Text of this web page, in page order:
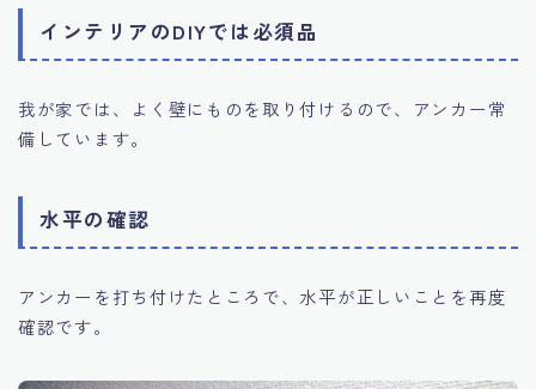
インテリアのDIYでは必須品
我が家では、よく壁にものを取り付けるので、アンカー常
備しています。
水平の確認
アンカーを打ち付けたところで、水平が正しいことを再度
確認です。